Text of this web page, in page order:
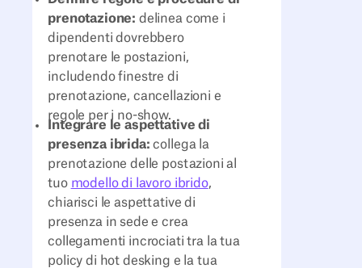
prenotazione: delinea come i
dipendenti dovrebbero
prenotare le postazioni,
includendo finestre di
prenotazione, cancellazioni e
regole per i no-show.
Integrare le aspettative di
presenza ibrida:collega la
prenotazione delle postazioni al
tuo modello di lavoro ibrido,
chiarisci le aspettative di
presenza in sede e crea
collegamenti incrociati tra la tua
policy di hot desking e la tua